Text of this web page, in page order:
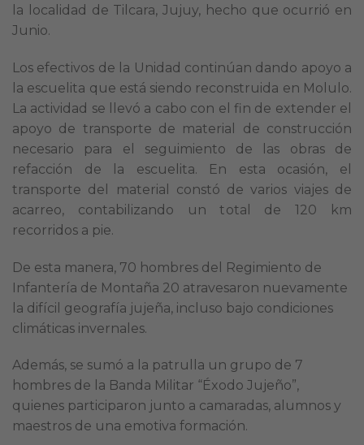
la localidad de Tilcara, Jujuy, hecho que ocurrió en
Junio.
Los efectivos de la Unidad continúan dando apoyo a
la escuelita que está siendo reconstruida en Molulo.
La actividad se llevó a cabo con el fin de extender el
apoyo de transporte de material de construcción
necesario para el seguimiento de las obras de
refacción de la escuelita. En esta ocasión, el
transporte del material constó de varios viajes de
acarreo, contabilizando un total de 120 km
recorridos a pie.
De esta manera, 70 hombres del Regimiento de
Infantería de Montaña 20 atravesaron nuevamente
la difícil geografía jujeña, incluso bajo condiciones
climáticas invernales.
Además, se sumó a la patrulla un grupo de 7
hombres de la Banda Militar “Éxodo Jujeño”,
quienes participaron junto a camaradas, alumnos y
maestros de una emotiva formación.